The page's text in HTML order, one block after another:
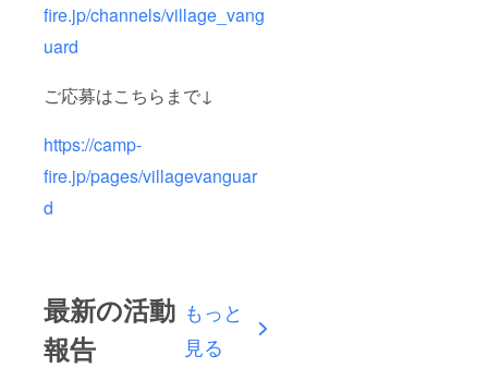
fire.jp/channels/village_vang
uard
ご応募はこちらまで↓
https://camp-
fire.jp/pages/villagevanguar
d
最新の活動
報告
もっと
見る